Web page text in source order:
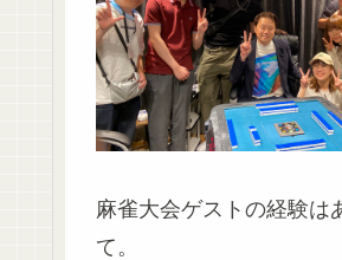
麻雀大会ゲストの経験は
て。